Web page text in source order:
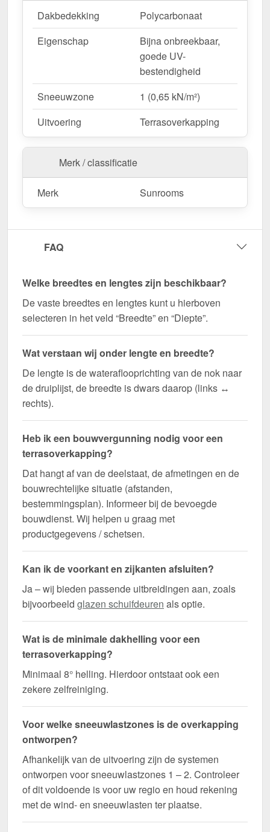
Dakbedekking
Polycarbonaat
Eigenschap
Bijna onbreekbaar,
goede UV-
bestendigheid
Sneeuwzone
1 (0,65 kN/m²)
Uitvoering
Terrasoverkapping
Merk / classificatie
Merk Sunrooms
FAQ
Welke breedtes en lengtes zijn beschikbaar?
De vaste breedtes en lengtes kunt u hierboven
selecteren in het veld “Breedte” en “Diepte”.
Wat verstaan wij onder lengte en breedte?
De lengte is de wateraflooprichting van de nok naar
de druiplijst, de breedte is dwars daarop (links ↔
rechts).
Heb ik een bouwvergunning nodig voor een
terrasoverkapping?
Dat hangt af van de deelstaat, de afmetingen en de
bouwrechtelijke situatie (afstanden,
bestemmingsplan). Informeer bij de bevoegde
bouwdienst. Wij helpen u graag met
productgegevens / schetsen.
Kan ik de voorkant en zijkanten afsluiten?
Ja – wij bieden passende uitbreidingen aan, zoals
bijvoorbeeld glazen schuifdeuren als optie.
Wat is de minimale dakhelling voor een
terrasoverkapping?
Minimaal 8° helling. Hierdoor ontstaat ook een
zekere zelfreiniging.
Voor welke sneeuwlastzones is de overkapping
ontworpen?
Afhankelijk van de uitvoering zijn de systemen
ontworpen voor sneeuwlastzones 1 – 2. Controleer
of dit voldoende is voor uw regio en houd rekening
met de wind- en sneeuwlasten ter plaatse.